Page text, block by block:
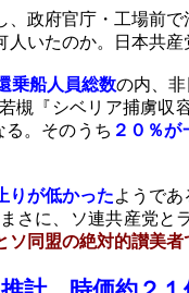
、政府官庁・工場前で
人いたのか。日本共
乗船人員総数の内、
槻『シベリア捕虜収
る。そのうち ２０％が
りが低かったようであ
さに、ソ連共産党と
ソ同盟の絶対的讃美